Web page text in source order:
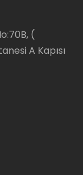
(
A Kapısı